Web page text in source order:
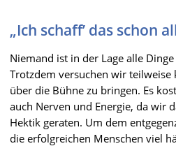
„Ich schaff’ das schon
Niemand ist in der Lage alle
Trotzdem versuchen wir
über die Bühne zu bringen. Es
auch Nerven und Energie, da wir
Hektik geraten. Um dem
die erfolgreichen Menschen viel